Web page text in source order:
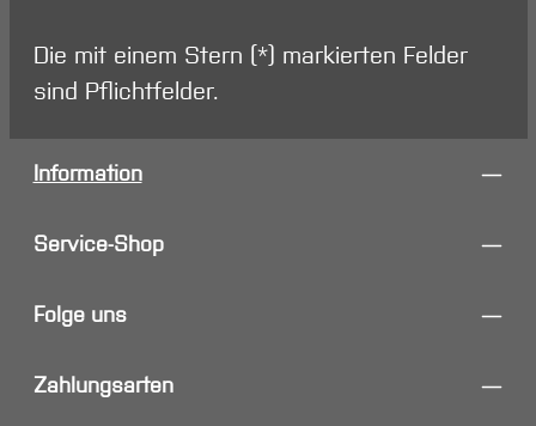
Die mit einem Stern (*) markierten Felder
sind Pflichtfelder.
Information
Service-Shop
Folge uns
Zahlungsarten